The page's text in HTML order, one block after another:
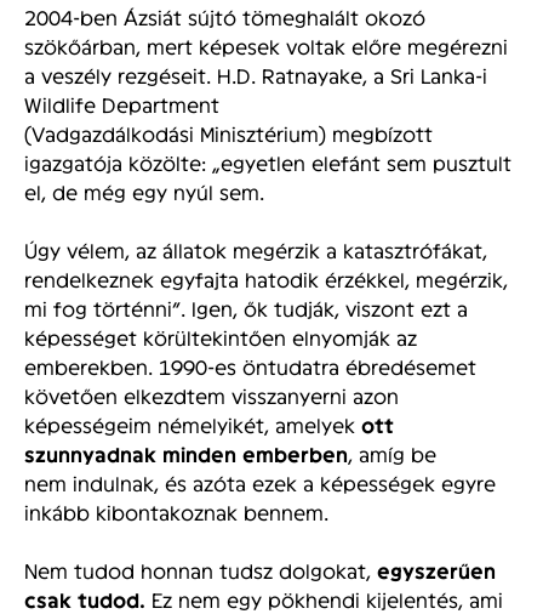
2004-ben Ázsiát sújtó tömeghalált okozó
szökőárban, mert képesek voltak előre megérezni
a veszély rezgéseit. H.D. Ratnayake, a Sri Lanka-i
Wildlife Department
(Vadgazdálkodási Minisztérium) megbízott
igazgatója közölte: „egyetlen elefánt sem pusztult
el, de még egy nyúl sem.
Úgy vélem, az állatok megérzik a katasztrófákat,
rendelkeznek egyfajta hatodik érzékkel, megérzik,
mi fog történni”. Igen, ők tudják, viszont ezt a
képességet körültekintően elnyomják az
emberekben. 1990-es öntudatra ébredésemet
követően elkezdtem visszanyerni azon
képességeim némelyikét, amelyek ott
szunnyadnak minden emberben , amíg be
nem indulnak, és azóta ezek a képességek egyre
inkább kibontakoznak bennem.
Nem tudod honnan tudsz dolgokat, egyszerűen
csak tudod. Ez nem egy pökhendi kijelentés, ami